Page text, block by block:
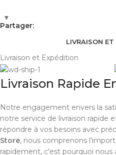
Partager:
LIVRAISON
Livraison et Expédition
Livraison Rapide
Notre engagement envers la
notre service de livraison rapide
répondre à vos besoins avec
Store, nous comprenons
rapidement, c'est pourquoi nous